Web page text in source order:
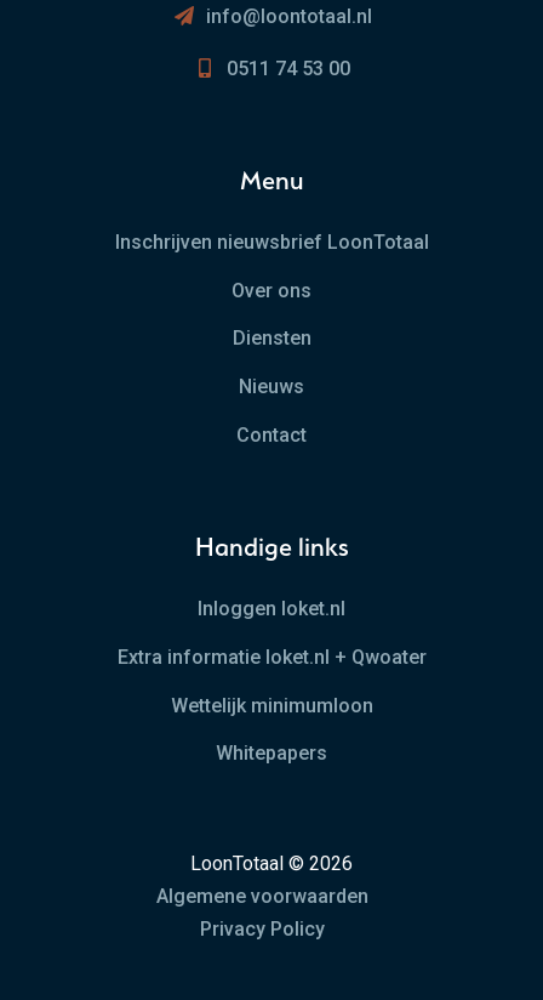
info@loontotaal.nl
0511 74 53 00
Menu
Inschrijven nieuwsbrief LoonTotaal
Over ons
Diensten
Nieuws
Contact
Handige links
Inloggen loket.nl
Extra informatie loket.nl + Qwoater
Wettelijk minimumloon
Whitepapers
LoonTotaal © 2026
Algemene voorwaarden
Privacy Policy